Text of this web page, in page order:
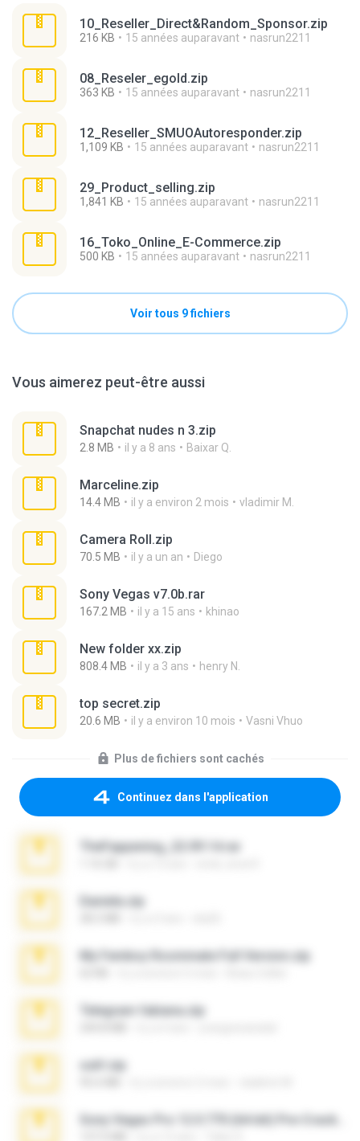
10_Reseller_Direct&Random_Sponsor.zip
216 KB 15 années auparavant nasrun2211
08_Reseler_egold.zip
363 KB 15 années auparavant nasrun2211
12_Reseller_SMUOAutoresponder.zip
1,109 KB 15 années auparavant nasrun2211
29_Product_selling.zip
1,841 KB 15 années auparavant nasrun2211
16_Toko_Online_E-Commerce.zip
500 KB 15 années auparavant nasrun2211
Voir tous 9 fichiers
Vous aimerez peut-être aussi
Snapchat nudes n 3.zip
2.8 MB il y a 8 ans Baixar Q.
Marceline.zip
14.4 MB il y a environ 2 mois vladimir M.
Camera Roll.zip
70.5 MB il y a un an Diego
Sony Vegas v7.0b.rar
167.2 MB il y a 15 ans khinao
New folder xx.zip
808.4 MB il y a 3 ans henry N.
top secret.zip
20.6 MB il y a environ 10 mois Vasni Vhuo
Plus de fichiers sont cachés
Continuez dans l'application
TheFappening_22.09.14.rar
Daniela.zip
My Femboy Roommate Full Version.zip
Telegram fabiana.zip
ouh!.zip